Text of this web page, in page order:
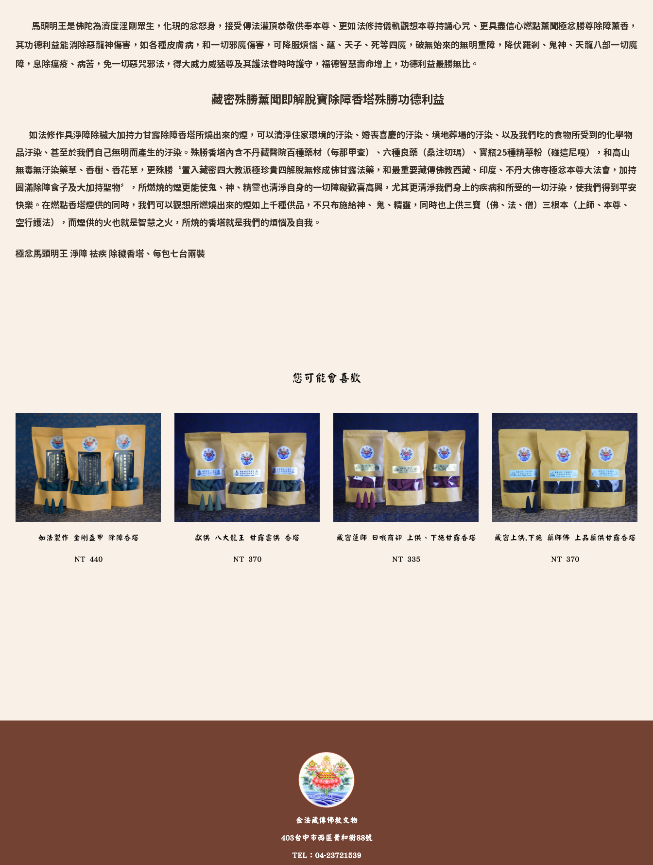
馬頭明王是佛陀為濟度淫剛眾生，化現的忿怒身，接受傳法灌頂恭敬供奉本尊、更如法修持儀軌觀想本尊持誦心咒、更具盡信心燃點薰聞極忿勝尊除障薰香，
其功德利益能消除惡龍神傷害，如各種皮膚病，和一切邪魔傷害，可降服煩惱、蘊、天子、死等四魔，破無始來的無明重障，降伏羅剎、鬼神、天龍八部一切魔
障，息除瘟疫、病苦，免一切惡咒邪法，得大威力威猛尊及其護法眷時時護守，福德智慧壽命增上，功德利益最勝無比。
藏密殊勝薰聞即解脫寶除障香塔殊勝功德利益
如法修作具淨障除穢大加持力甘露除障香塔所燒出來的煙，可以清淨住家環境的汙染、婚喪喜慶的汙染、墳地葬場的汙染、以及我們吃的食物所受到的化學物
品汙染、甚至於我們自己無明而產生的汙染。殊勝香塔內含不丹藏醫院百種藥材（每那甲查）、六種良藥（桑注切瑪）、寶瓶25種精華粉（碰這尼嘎），和高山
無毒無汙染藥草、香樹、香花草，更殊勝〝置入藏密四大教派極珍貴四解脫無修成佛甘露法藥，和最重要藏傳佛教西藏、印度、不丹大佛寺極忿本尊大法會，加持
圓滿除障食子及大加持聖物〞，所燃燒的煙更能使鬼、神、精靈也清淨自身的一切障礙歡喜高興，尤其更清淨我們身上的疾病和所受的一切汙染，使我們得到平安
快樂。在燃點香塔煙供的同時，我們可以觀想所燃燒出來的煙如上千種供品，不只布施給神、 鬼、精靈，同時也上供三寶（佛、法、僧）三根本（上師、本尊、
空行護法），而煙供的火也就是智慧之火，所燒的香塔就是我們的煩惱及自我。
極忿馬頭明王 淨障 袪疾 除穢香塔、 每包七台兩裝
您可能會喜歡
如法製作 金剛盔甲 除障香塔
NT 440
獻供 八大龍王 甘露雲供 香塔
NT 370
藏密蓮師 日哦商卻 上供、下施甘露香塔
NT 335
藏密上供.下施 藥師佛 上品藥供甘露香塔
NT 370
金法藏傳佛教文物
403台中市西區貴和街88號
TEL： 04-23721539